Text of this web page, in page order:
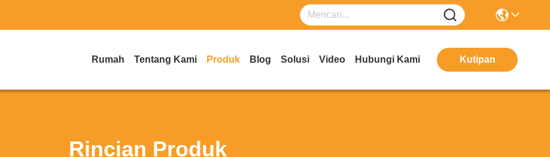
Rumah Tentang Kami Produk Blog Solusi Video Hubungi Kami Kutipan
Rincian Produk